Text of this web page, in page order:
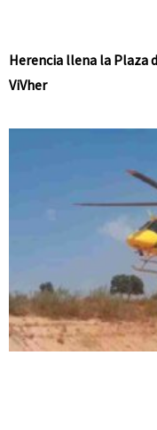
Herencia llena la Plaza
ViVher